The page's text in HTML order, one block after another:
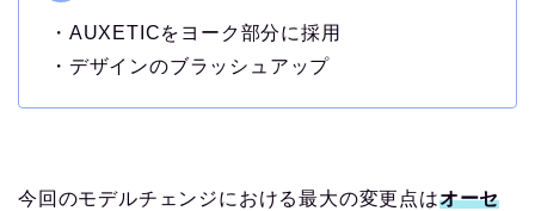
・AUXETICをヨーク部分に採用
・デザインのブラッシュアップ
今回のモデルチェンジにおける最大の変更点はオーセ